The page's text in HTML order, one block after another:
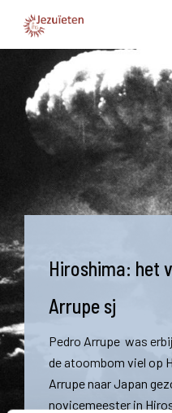
Hiroshima: het
Arrupe sj
Pedro Arrupe was
de atoombom viel op
Arrupe naar Japan
novicemeester in